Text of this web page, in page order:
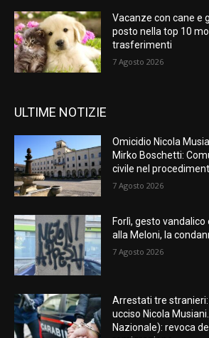
Vacanze con cane e
posto nella top 10
trasferimenti
7 Agosto 2026
ULTIME NOTIZIE
Omicidio Nicola
Mirko Boschetti:
civile nel
7 Agosto 2026
Forlì, gesto
alla Meloni, la
7 Agosto 2026
Arrestati tre
ucciso Nicola
Nazionale): revoca